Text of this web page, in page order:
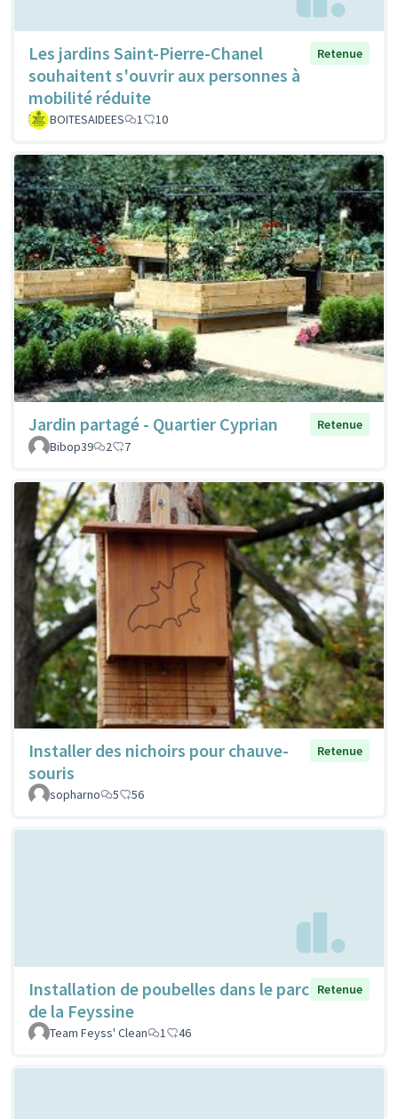
Les jardins Saint-Pierre-Chanel
souhaitent s'ouvrir aux personnes à
mobilité réduite
Retenue
BOITESAIDEES 1 10
Jardin partagé - Quartier Cyprian
Retenue
Bibop39
2 7
Installer des nichoirs pour chauve-
souris
Retenue
sopharno 5 56
Installation de poubelles dans le parc
de la Feyssine
Retenue
Team Feyss' Clean 1 46